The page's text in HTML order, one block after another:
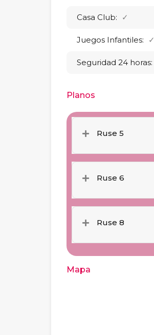
Casa Club: ✓
Juegos Infantiles: ✓
Seguridad 24 horas:
Planos
Ruse 5
Ruse 6
Ruse 8
Mapa